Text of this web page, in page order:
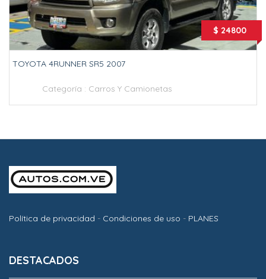
$ 24800
TOYOTA 4RUNNER SR5 2007
Categoría : Carros Y Camionetas
Política de privacidad - Condiciones de uso - PLANES
DESTACADOS